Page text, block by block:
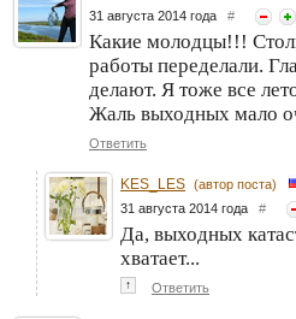
31 августа 2014 года #
Какие молодцы!!!
работы переделали.
делают. Я тоже все
Жаль выходных мало
Ответить
KES_LES (автор поста)
31 августа 2014 года #
Да, выходных
хватает...
↑ Ответить